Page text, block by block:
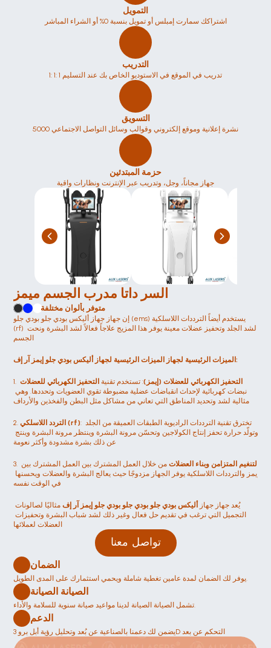
التمويل
اشتراكك سمارت إمبلس أو تمويل بنسبة 0% أو الشراء المباشر
التدريب
1: 1: 1 تدريب في الموقع في الاستوديو الخاص بك عند التسليم
التسويق
5000 نشرة إعلانية وموقع إلكتروني وقوالب وسائل التواصل الاجتماعي
حزمة المبتدئين
جهاز مجاناً، وجل، وتدريب عبر الإنترنت ونظارات واقية
السر داتا مدرب الجسم ميمز
متوفر بألوان مختلفة
إن جهاز جهاز أليكس بودي جلو بودي جلو (ems) يستخدم أيضاً الترددات اللاسلكية
(rf) لشد الجلد وتحفيز عضلات معينة يوفر هذا المزيج علاجاً فعالاً لشد البشرة ونحت
الجسم
الميزات الرئيسية لجهاز الميزات الرئيسية لجهاز أليكس بودي جلو إيمز آر إف:
1. التحفيز الكهربائي للعضلات (إيمز): تستخدم تقنية التحفيز الكهربائي للعضلات
نبضات كهربائية لإحداث انقباضات عضلية مضبوطة تقوي العضويات وتحددها. وهي
مثالية لشد وتحديد المناطق التي تعاني من مشاكل مثل البطن والفخذين والأرداف
2. التردد اللاسلكي (rf): تخترق تقنية الترددات الراديوية الطبقات العميقة من الجلد
عن ذلك بشرة مشدودة وأكثر نعومة
3. التنغيم المتزامن وبناء العضلات
من خلال العمل المشترك بين العمل المشترك بين
في الوقت نفسه
يُعد جهاز جهاز أليكس بودي جلو بودي جلو بودي جلو إيمز آر إف
مثاليًا لصالونات
التجميل التي ترغب في تقديم حل فعال وغير ذلك لشد شباب البشرة وتحفيزات
العضلات لعملائها
تواصل معنا
الضمان
يوفر لك الضمان لمدة عامين تغطية شاملة ويحمي استثمارك على المدى الطويل.
تشمل الصيانة الصيانة لدينا مواعيد صيانة سنوية للسلامة والأداء.
الدعم